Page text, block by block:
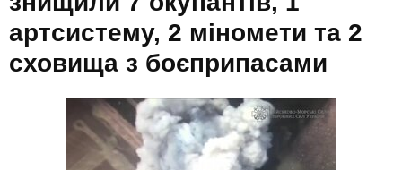
артсистему, 2 міномети та 2
сховища з боєприпасами